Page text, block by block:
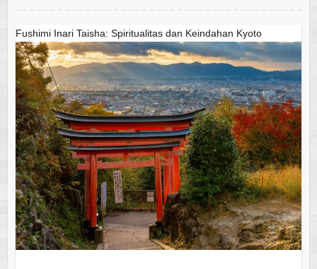
Fushimi Inari Taisha: Spiritualitas dan Keindahan Kyoto